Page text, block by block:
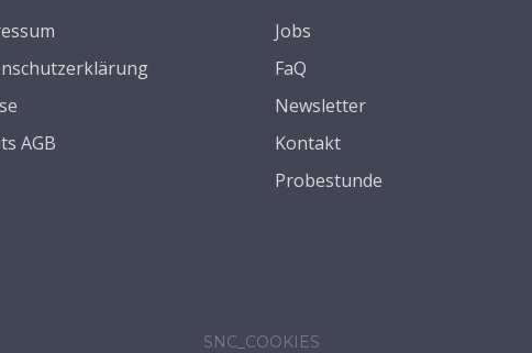
AGB
Jobs
FaQ
Newsletter
Kontakt
Probestunde
SNC_COOKIES